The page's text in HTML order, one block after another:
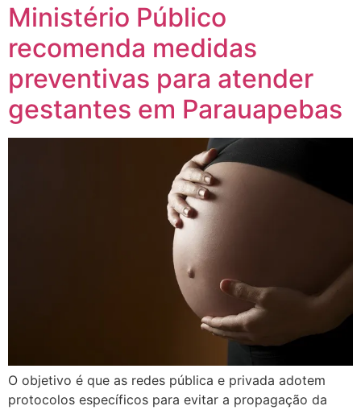
Ministério Público
recomenda medidas
preventivas para atender
gestantes em Parauapebas
O objetivo é que as redes pública e privada adotem
protocolos específicos para evitar a propagação da